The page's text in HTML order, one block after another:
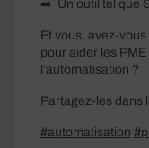
➡️ Un outil tel que
Et vous, avez-
pour aider les
l’automatisation ?
Partagez-les dans
#automatisation